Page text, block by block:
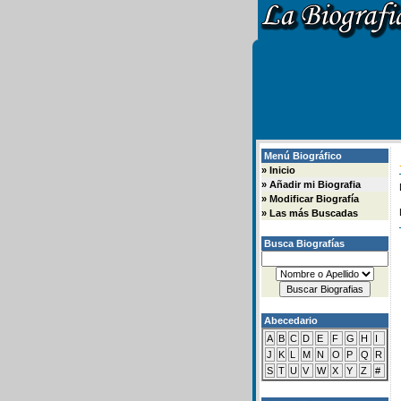
Menú Biográfico
» Inicio
» Añadir mi Biografia
» Modificar Biografía
» Las más Buscadas
Busca Biografías
Abecedario
A B C D E F G H
I
J
K L M N O P Q
R
S T U V W X Y Z #